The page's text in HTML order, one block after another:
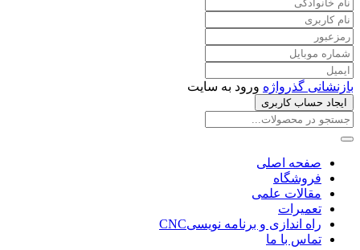
بازنشانی گذرواژه ورود به سایت
ایجاد حساب کاربری
صفحه اصلی
فروشگاه
مقالات علمی
تعمیرات
راه اندازی و برنامه نویسیCNC
تماس با ما